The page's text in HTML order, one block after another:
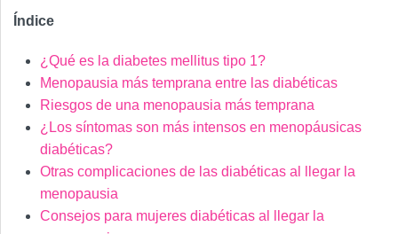
Índice
¿Qué es la diabetes mellitus tipo 1?
Menopausia más temprana entre las diabéticas
Riesgos de una menopausia más temprana
¿Los síntomas son más intensos en menopáusicas
diabéticas?
Otras complicaciones de las diabéticas al llegar la
menopausia
Consejos para mujeres diabéticas al llegar la